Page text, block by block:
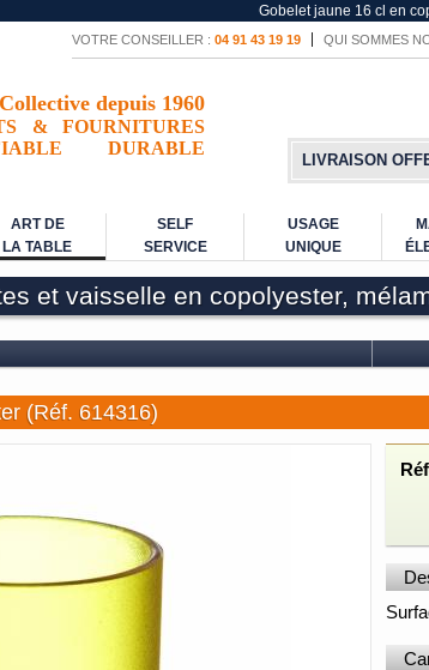
Gobelet jaune 16 cl en
VOTRE CONSEILLER : 04 91 43 19 19 QUI SOMMES
depuis 1960
&
FOURNITURES
DURABLE
LIVRAISON
ART DE
LA TABLE
SELF
SERVICE
USAGE
UNIQUE
et vaisselle en copolyester,
(Réf. 614316)